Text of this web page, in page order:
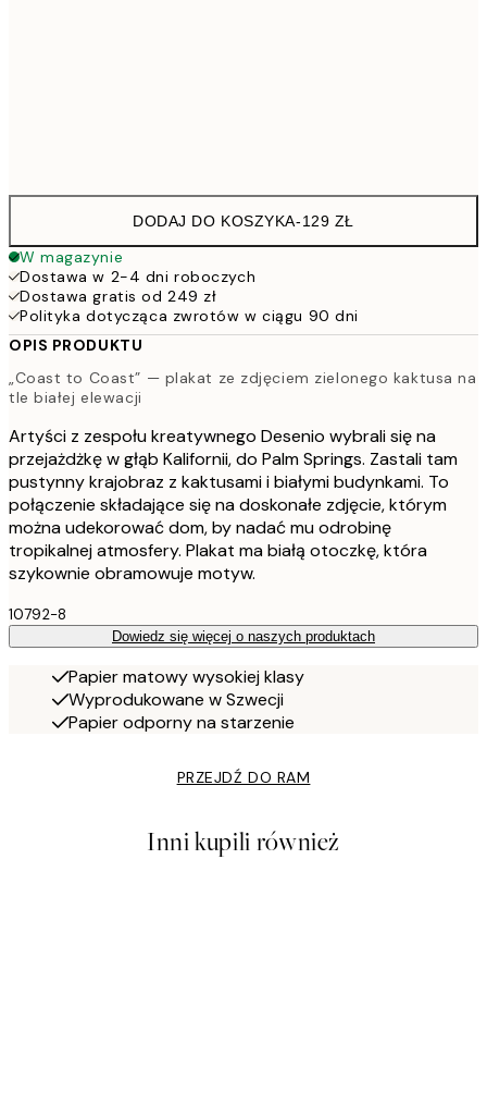
DODAJ DO KOSZYKA-129 ZŁ
W magazynie
Dostawa w 2-4 dni roboczych
Dostawa gratis od 249 zł
Polityka dotycząca zwrotów w ciągu 90 dni
OPIS PRODUKTU
„Coast to Coast” — plakat ze zdjęciem zielonego kaktusa na
tle białej elewacji
Artyści z zespołu kreatywnego Desenio wybrali się na
przejażdżkę w głąb Kalifornii, do Palm Springs. Zastali tam
pustynny krajobraz z kaktusami i białymi budynkami. To
połączenie składające się na doskonałe zdjęcie, którym
można udekorować dom, by nadać mu odrobinę
tropikalnej atmosfery. Plakat ma białą otoczkę, która
szykownie obramowuje motyw.
10792-8
Dowiedz się więcej o naszych produktach
Papier matowy wysokiej klasy
Wyprodukowane w Szwecji
Papier odporny na starzenie
PRZEJDŹ DO RAM
Inni kupili również